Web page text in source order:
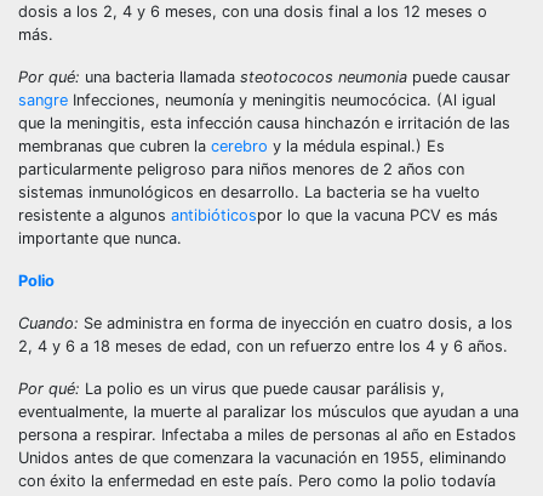
dosis a los 2, 4 y 6 meses, con una dosis final a los 12 meses o
más.
Por qué: una bacteria llamada steotococos neumonia puede causar
sangre Infecciones, neumonía y meningitis neumocócica. (Al igual
que la meningitis, esta infección causa hinchazón e irritación de las
membranas que cubren la cerebro y la médula espinal.) Es
particularmente peligroso para niños menores de 2 años con
sistemas inmunológicos en desarrollo. La bacteria se ha vuelto
resistente a algunos antibióticospor lo que la vacuna PCV es más
importante que nunca.
Polio
Cuando: Se administra en forma de inyección en cuatro dosis, a los
2, 4 y 6 a 18 meses de edad, con un refuerzo entre los 4 y 6 años.
Por qué: La polio es un virus que puede causar parálisis y,
eventualmente, la muerte al paralizar los músculos que ayudan a una
persona a respirar. Infectaba a miles de personas al año en Estados
Unidos antes de que comenzara la vacunación en 1955, eliminando
con éxito la enfermedad en este país. Pero como la polio todavía